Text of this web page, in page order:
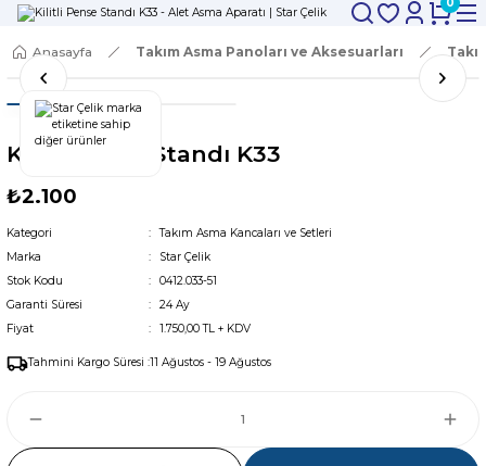
Anasayfa Takım Asma Panoları ve Aksesuarları
Kilitli Pense Standı K33
₺2.100
Kategori
Takım Asma Kancaları ve Setleri
Marka
Star Çelik
Stok Kodu
0412.033-51
Garanti Süresi
24 Ay
Fiyat
1.750,00 TL + KDV
Tahmini Kargo Süresi :11 Ağustos - 19 Ağustos